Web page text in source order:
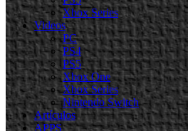
Xbox Series
Videos
PC
PS4
PS5
Xbox One
Xbox Series
Nintendo Switch
Artículos
APPS